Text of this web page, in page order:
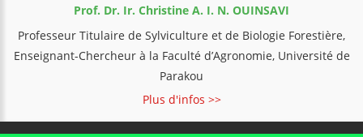
Prof. Dr. Ir. Christine A. I. N. OUINSAVI
Professeur Titulaire de Sylviculture et de Biologie Forestière,
Enseignant-Chercheur à la Faculté d’Agronomie, Université de
Parakou
Plus d'infos >>